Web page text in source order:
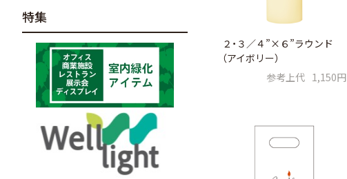
２・３／４”×６”ラウンド
（アイボリー）
参考上代 1,150円
特集